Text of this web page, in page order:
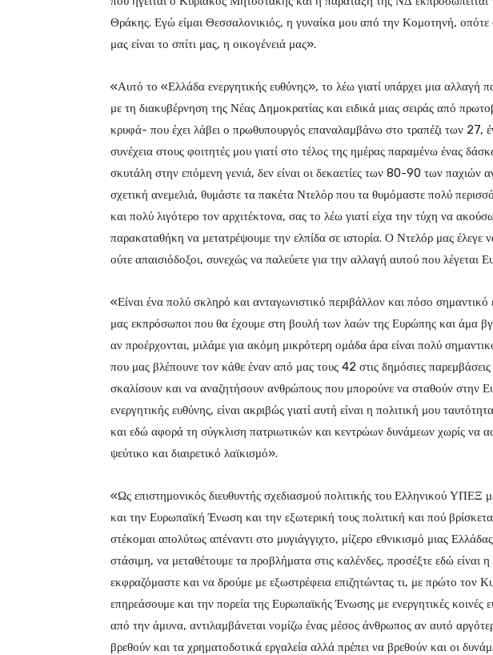
Θράκης. Εγώ είμαι Θεσσαλονικιός, η γυναίκα μου από την Κομοτηνή, οπότε
μας είναι το σπίτι μας, η οικογένειά μας».
«Αυτό το «Ελλάδα ενεργητικής ευθύνης», το λέω γιατί υπάρχει μια αλλαγή
με τη διακυβέρνηση της Νέας Δημοκρατίας και ειδικά μιας σειράς από
κρυφά- που έχει λάβει ο πρωθυπουργός επαναλαμβάνω στο τραπέζι των 27,
συνέχεια στους φοιτητές μου γιατί στο τέλος της ημέρας παραμένω ένας
σκυτάλη στην επόμενη γενιά, δεν είναι οι δεκαετίες των 80-90 των παχιών
σχετική ανεμελιά, θυμάστε τα πακέτα Ντελόρ που τα θυμόμαστε πολύ
και πολύ λιγότερο τον αρχιτέκτονα, σας το λέω γιατί είχα την τύχη να
παρακαταθήκη να μετατρέψουμε την ελπίδα σε ιστορία. Ο Ντελόρ μας έλεγε
ούτε απαισιόδοξοι, συνεχώς να παλεύετε για την αλλαγή αυτού που λέγεται
«Είναι ένα πολύ σκληρό και ανταγωνιστικό περιβάλλον και πόσο σημαντικό
μας εκπρόσωποι που θα έχουμε στη βουλή των λαών της Ευρώπης και άμα
αν προέρχονται, μιλάμε για ακόμη μικρότερη ομάδα άρα είναι πολύ
που μας βλέπουνε τον κάθε έναν από μας τους 42 στις δημόσιες
σκαλίσουν και να αναζητήσουν ανθρώπους που μπορούνε να σταθούν στην
ενεργητικής ευθύνης, είναι ακριβώς γιατί αυτή είναι η πολιτική μου
και εδώ αφορά τη σύγκλιση πατριωτικών και κεντρώων δυνάμεων χωρίς να
ψεύτικο και διαιρετικό λαϊκισμό».
«Ως επιστημονικός διευθυντής σχεδιασμού πολιτικής του Ελληνικού ΥΠΕΞ
και την Ευρωπαϊκή Ένωση και την εξωτερική τους πολιτική και πού
στέκομαι απολύτως απέναντι στο μυγιάγγιχτο, μίζερο εθνικισμό μιας
στάσιμη, να μεταθέτουμε τα προβλήματα στις καλένδες, προσέξτε εδώ είναι η
εκφραζόμαστε και να δρούμε με εξωστρέφεια επιζητώντας τι, με πρώτο τον
επηρεάσουμε και την πορεία της Ευρωπαϊκής Ένωσης με ενεργητικές κοινές
από την άμυνα, αντιλαμβάνεται νομίζω ένας μέσος άνθρωπος αν αυτό
βρεθούν και τα χρηματοδοτικά εργαλεία αλλά πρέπει να βρεθούν και οι